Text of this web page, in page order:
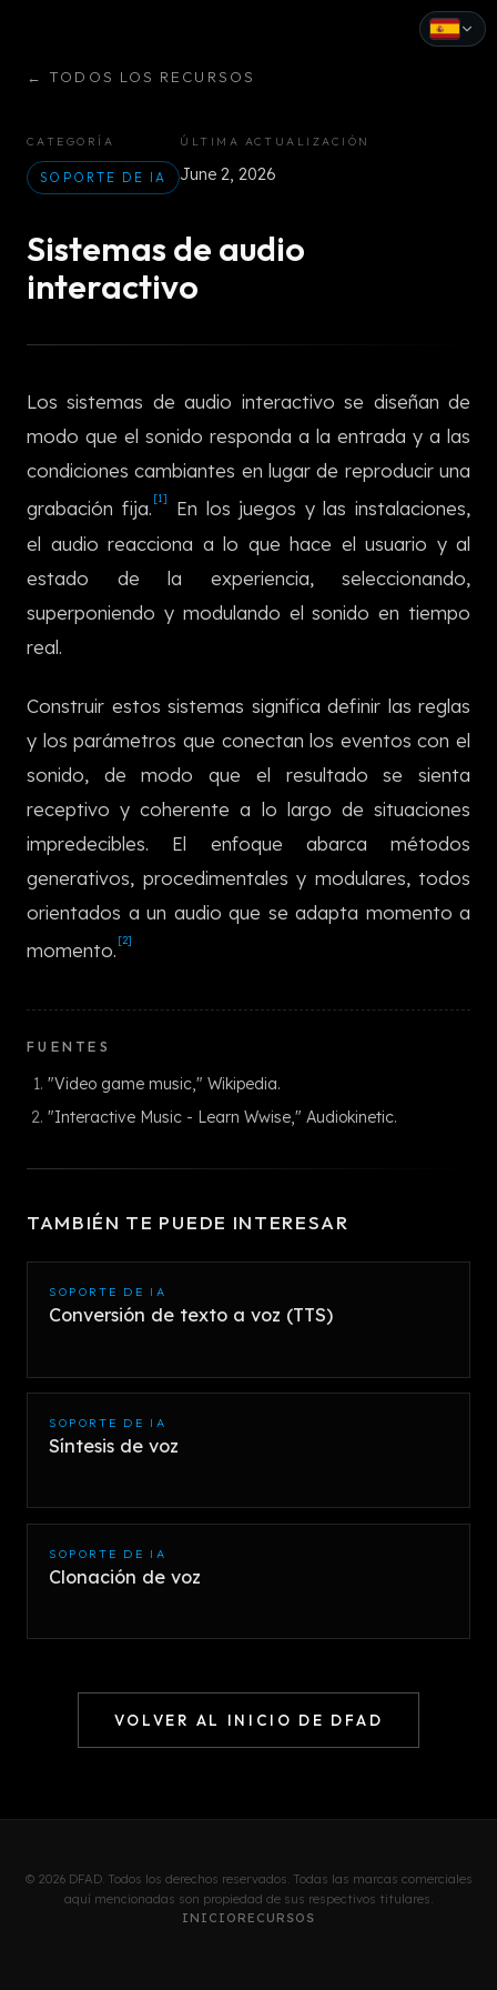
← TODOS LOS RECURSOS
CATEGORÍA
SOPORTE DE IA
ÚLTIMA ACTUALIZACIÓN
June 2, 2026
Sistemas de audio
interactivo
Los sistemas de audio interactivo se diseñan de
modo que el sonido responda a la entrada y a las
condiciones cambiantes en lugar de reproducir una
grabación fija. [1]
En los juegos y las instalaciones,
el audio reacciona a lo que hace el usuario y al
estado de la experiencia, seleccionando,
superponiendo y modulando el sonido en tiempo
real.
Construir estos sistemas significa definir las reglas
y los parámetros que conectan los eventos con el
sonido, de modo que el resultado se sienta
receptivo y coherente a lo largo de situaciones
impredecibles. El enfoque abarca métodos
generativos, procedimentales y modulares, todos
orientados a un audio que se adapta momento a
momento. [2]
FUENTES
"Video game music," Wikipedia.
"Interactive Music - Learn Wwise," Audiokinetic.
TAMBIÉN TE PUEDE INTERESAR
SOPORTE DE IA
Conversión de texto a voz (TTS)
SOPORTE DE IA
Síntesis de voz
SOPORTE DE IA
Clonación de voz
VOLVER AL INICIO DE DFAD
© 2026 DFAD. Todos los derechos reservados. Todas las marcas comerciales
aquí mencionadas son propiedad de sus respectivos titulares.
INICIO RECURSOS
日本語
한국어